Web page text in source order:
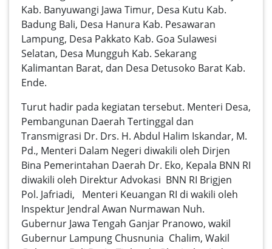
Kab. Banyuwangi Jawa Timur, Desa Kutu Kab.
Badung Bali, Desa Hanura Kab. Pesawaran
Lampung, Desa Pakkato Kab. Goa Sulawesi
Selatan, Desa Mungguh Kab. Sekarang
Kalimantan Barat, dan Desa Detusoko Barat Kab.
Ende.
Turut hadir pada kegiatan tersebut. Menteri Desa,
Pembangunan Daerah Tertinggal dan
Transmigrasi Dr. Drs. H. Abdul Halim Iskandar, M.
Pd., Menteri Dalam Negeri diwakili oleh Dirjen
Bina Pemerintahan Daerah Dr. Eko, Kepala BNN RI
diwakili oleh Direktur Advokasi BNN RI Brigjen
Pol. Jafriadi, Menteri Keuangan RI di wakili oleh
Inspektur Jendral Awan Nurmawan Nuh.
Gubernur Jawa Tengah Ganjar Pranowo, wakil
Gubernur Lampung Chusnunia Chalim, Wakil